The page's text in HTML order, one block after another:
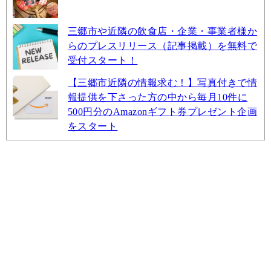
三郷市や近隣の飲食店・企業・事業者様か
らのプレスリリース（記事掲載）を無料で
受付スタート！
【三郷市近隣の情報求む！】写真付きで情
報提供を下さった方の中から毎月10件に
500円分のAmazonギフト券プレゼント企画
をスタート